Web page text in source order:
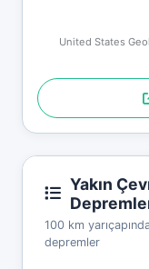
United States
Yakın
100 km
depremler